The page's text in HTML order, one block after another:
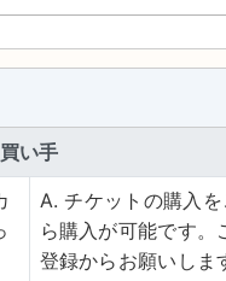
買い手
A. チケットの購入
ら購入が可能です。
登録からお願いしま